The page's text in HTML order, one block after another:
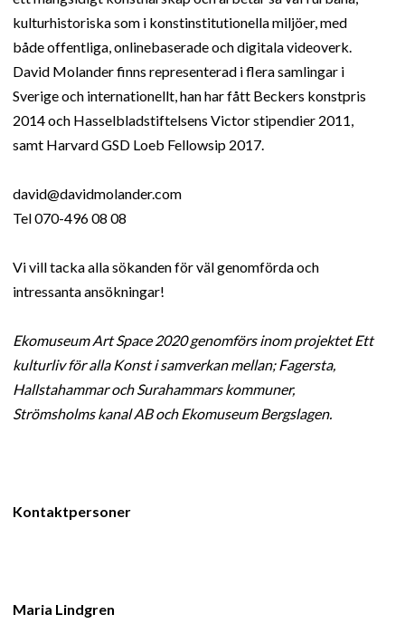
kulturhistoriska som i konstinstitutionella miljöer, med
både offentliga, onlinebaserade och digitala videoverk.
David Molander finns representerad i flera samlingar i
Sverige och internationellt, han har fått Beckers konstpris
2014 och Hasselbladstiftelsens Victor stipendier 2011,
samt Harvard GSD Loeb Fellowsip 2017.
david@davidmolander.com
Tel 070-496 08 08
Vi vill tacka alla sökanden för väl genomförda och
intressanta ansökningar!
Ekomuseum Art Space 2020 genomförs inom projektet Ett
kulturliv för alla Konst i samverkan mellan; Fagersta,
Hallstahammar och Surahammars kommuner,
Strömsholms kanal AB och Ekomuseum Bergslagen.
Kontaktpersoner
Maria Lindgren